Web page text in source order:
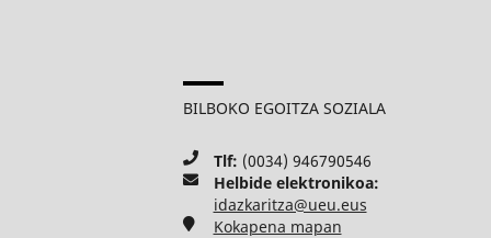
BILBOKO EGOITZA SOZIALA
Tlf: (0034) 946790546
Helbide elektronikoa:
idazkaritza@ueu.eus
Kokapena mapan